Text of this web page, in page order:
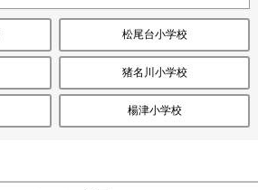
松尾台小学校
猪名川小学校
楊津小学校